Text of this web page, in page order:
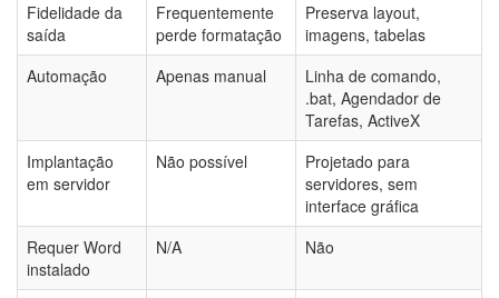
Fidelidade da
saída
Frequentemente
perde formatação
Preserva layout,
imagens, tabelas
Automação
Apenas manual
Linha de comando,
.bat, Agendador de
Tarefas, ActiveX
Implantação
em servidor
Não possível
Projetado para
servidores, sem
interface gráfica
Requer Word
instalado
N/A Não